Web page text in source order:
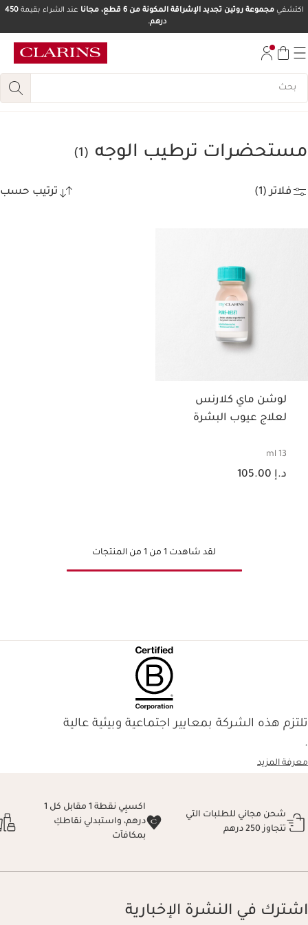
انتقل إلى أسفل الصفحة
اكتشفيمجموعة روتين تجديد الإشراقة المكونة من 6 قطع، مجانا عند الشراء بقيمة450
درهم.
مستحضرات ترطيب الوجه (1)
فلاتر (1) ترتيب حسب
لوشن ماي كلارنس
لعلاج عيوب البشرة
13 ml
السعر الحالي هو د.إ 105.00
د.إ 105.00
لقد شاهدت 1 من 1 من المنتجات
تلتزم هذه الشركة بمعايير اجتماعية وبيئية عالية
.
معرفة المزيد
شحن مجاني للطلبات التي
تتجاوز 250 درهم
اكسبِي نقطة 1 مقابل كل 1
درهم، واستبدلي نقاطكِ
بمكافآت
اشترك في النشرة الإخبارية